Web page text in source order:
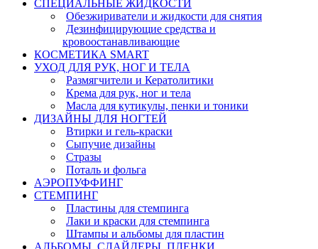
СПЕЦИАЛЬНЫЕ ЖИДКОСТИ
Обезжириватели и жидкости для снятия
Дезинфицирующие средства и
кровоостанавливающие
КОСМЕТИКА SMART
УХОД ДЛЯ РУК, НОГ И ТЕЛА
Размягчители и Кератолитики
Крема для рук, ног и тела
Масла для кутикулы, пенки и тоники
ДИЗАЙНЫ ДЛЯ НОГТЕЙ
Втирки и гель-краски
Сыпучие дизайны
Стразы
Поталь и фольга
АЭРОПУФФИНГ
СТЕМПИНГ
Пластины для стемпинга
Лаки и краски для стемпинга
Штампы и альбомы для пластин